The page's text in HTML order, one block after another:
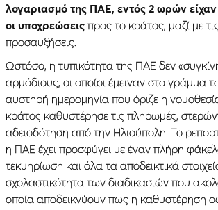
λογαριασμό της ΠΑΕ, εντός 2 ωρών είχαν
οι υποχρεώσεις προς το κράτος, μαζί με
προσαυξήσεις.
Ωστόσο, η τυπικότητα της ΠΑΕ δεν
αρμόδιους, οι οποίοι έμειναν στο γράμμα
αυστηρή ημερομηνία που όριζε η
κράτος καθυστέρησε τις πληρωμές,
αδειοδότηση από την Ηλιούπολη. Το
η ΠΑΕ έχει προσφύγει με έναν πλήρη
τεκμηρίωση και όλα τα αποδεικτικά
σχολαστικότητα των διαδικασιών που
οποία αποδεικνύουν πως η καθυστέρηση